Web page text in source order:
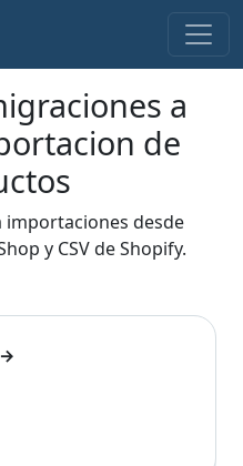
a
de
importaciones desde
y CSV de Shopify.
→